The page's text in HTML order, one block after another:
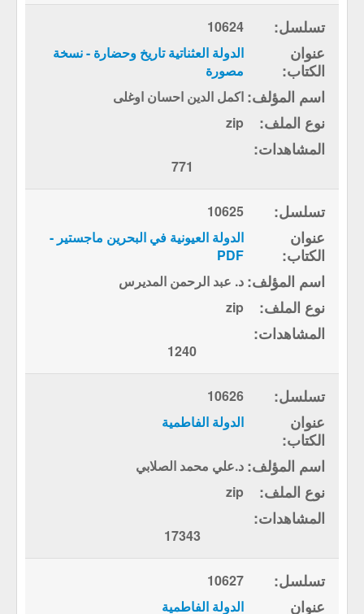
10624
الدولة العثناتية تاريخ وحضارة - نسخة
مصورة
اكمل الدين احسان اوغلى
zip
771
10625
الدولة العيونية في البحرين ماجستير -
PDF
د. عبد الرحمن المديرس
zip
1240
10626
الدولة الفاطمية
د.علي محمد الصلابي
zip
17343
10627
الدولة الفاطمية